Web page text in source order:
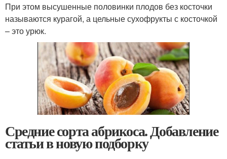
При этом высушенные половинки плодов без косточки
называются курагой, а цельные сухофрукты с косточкой
– это урюк.
Средние сорта абрикоса. Добавление
статьи в новую подборку